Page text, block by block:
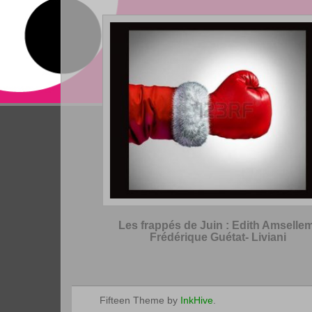
Les frappés de Juin : Edith
Frédérique Guétat- Liviani
Fifteen Theme by InkHive